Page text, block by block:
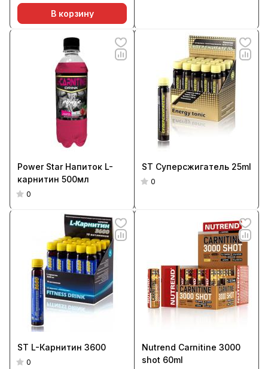
В корзину
Power Star Напиток L-
карнитин 500мл
0
ST Суперсжигатель 25ml
0
ST L-Карнитин 3600
0
Nutrend Carnitine 3000
shot 60ml